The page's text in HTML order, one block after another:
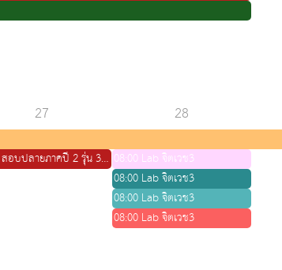
27
09:00 สอบปลายภาคปี 2 รุ่น 36 วิชาเภสัช
28
08:00 Lab จิตเวช3
08:00 Lab จิตเวช3
08:00 Lab จิตเวช3
08:00 Lab จิตเวช3